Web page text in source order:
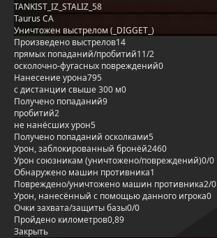
TANKIST_IZ_STALIZ_58
Taurus CA
Уничтожен выстрелом (_DIGGET_)
Произведено выстрелов14
прямых попаданий/пробитий11/2
осколочно-фугасных повреждений0
Нанесение урона795
с дистанции свыше 300 м0
Получено попаданий9
пробитий2
не нанёсших урон5
Получено попаданий осколками5
Урон, заблокированный бронёй2460
Урон союзникам (уничтожено/повреждений)0/0
Обнаружено машин противника1
Повреждено/уничтожено машин противника2/0
Урон, нанесённый с помощью данного игрока0
Очки захвата/защиты базы0/0
Пройдено километров0,89
Закрыть